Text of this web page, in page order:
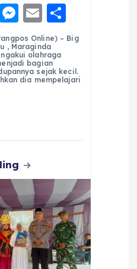
T
M
e
ss
e
n
E
m
ai
l
h
a
re
Online) – Big
, Maraginda
olahraga
bagian
sejak kecil.
dia mempelajari